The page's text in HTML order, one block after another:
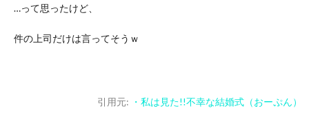
…って思ったけど、
件の上司だけは言ってそうｗ
引用元: ・私は見た!!不幸な結婚式（おーぷん）